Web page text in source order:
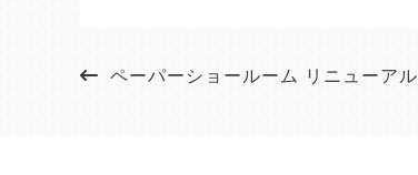
ペーパーショールーム リニューアル